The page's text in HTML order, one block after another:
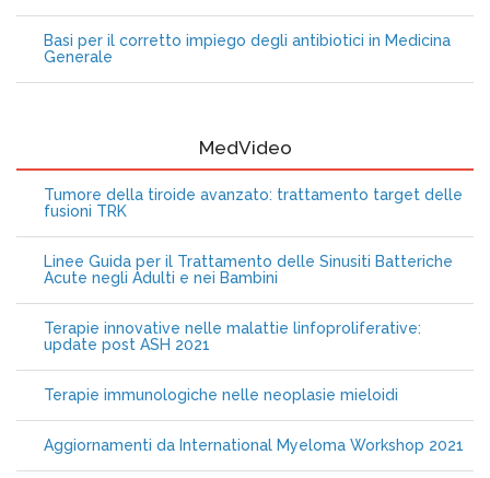
Basi per il corretto impiego degli antibiotici in Medicina
Generale
MedVideo
Tumore della tiroide avanzato: trattamento target delle
fusioni TRK
Linee Guida per il Trattamento delle Sinusiti Batteriche
Acute negli Adulti e nei Bambini
Terapie innovative nelle malattie linfoproliferative:
update post ASH 2021
Terapie immunologiche nelle neoplasie mieloidi
Aggiornamenti da International Myeloma Workshop 2021